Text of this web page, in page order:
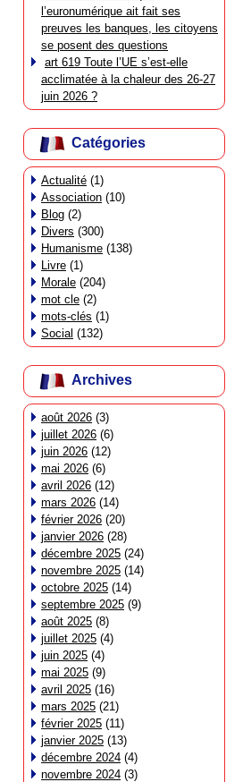
l’euronumérique ait fait ses
preuves les banques, les citoyens
se posent des questions
art 619 Toute l’UE s’est-elle
acclimatée à la chaleur des 26-27
juin 2026 ?
Catégories
Actualité (1)
Association (10)
Blog (2)
Divers (300)
Humanisme (138)
Livre (1)
Morale (204)
mot cle (2)
mots-clés (1)
Social (132)
Archives
août 2026 (3)
juillet 2026 (6)
juin 2026 (12)
mai 2026 (6)
avril 2026 (12)
mars 2026 (14)
février 2026 (20)
janvier 2026 (28)
décembre 2025 (24)
novembre 2025 (14)
octobre 2025 (14)
septembre 2025 (9)
août 2025 (8)
juillet 2025 (4)
juin 2025 (4)
mai 2025 (9)
avril 2025 (16)
mars 2025 (21)
février 2025 (11)
janvier 2025 (13)
décembre 2024 (4)
novembre 2024 (3)